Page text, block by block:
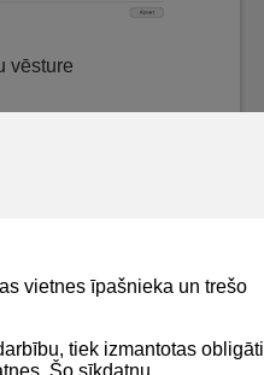
vietnes īpašnieka un trešo
tiek izmantotas obligāti
Šo sīkdatņu
vēsture
Privātuma politika